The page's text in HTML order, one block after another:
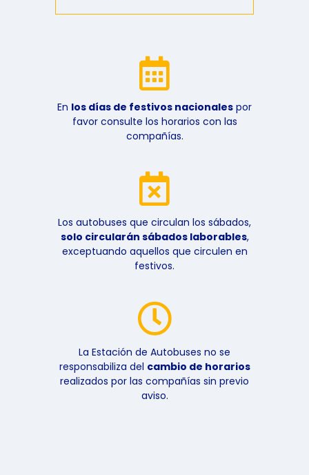
En los días de festivos nacionales por
favor consulte los horarios con las
compañías.
Los autobuses que circulan los sábados,
solo circularán sábados laborables,
exceptuando aquellos que circulen en
festivos.
La Estación de Autobuses no se
responsabiliza del cambio de horarios
realizados por las compañías sin previo
aviso.